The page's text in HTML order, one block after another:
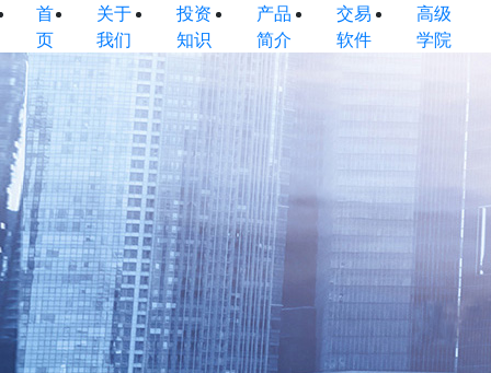
首
页
关于
我们
投资
知识
产品
简介
交易
软件
高级
学院